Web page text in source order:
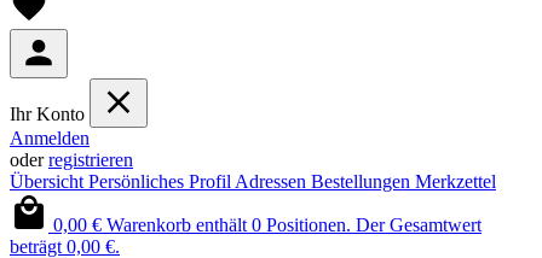
Ihr Konto
Anmelden
oderregistrieren
Übersicht Persönliches Profil Adressen Bestellungen Merkzettel
0,00 € Warenkorb enthält 0 Positionen. Der Gesamtwert
beträgt 0,00 €.